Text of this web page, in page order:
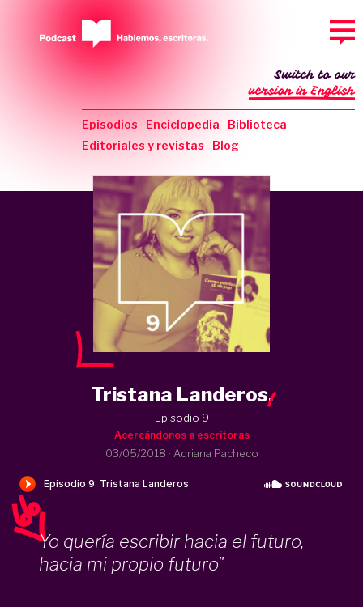
Episodios Enciclopedia
Biblioteca
Editoriales y revistas
Blog
Switch to our
version in English
Tristana Landeros.
Episodio 9
Acercándonos a escritoras
03/05/2018 · Adriana Pacheco
Yo quería escribir hacia el futuro,
hacia mi propio futuro"